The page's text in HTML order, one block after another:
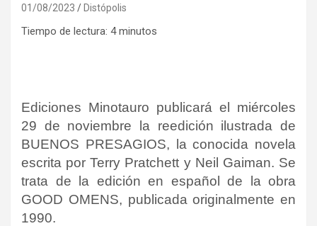
01/08/2023 Distópolis
Tiempo de lectura: 4 minutos
Ediciones Minotauro publicará el miércoles
29 de noviembre la reedición ilustrada de
BUENOS PRESAGIOS, la conocida novela
escrita por Terry Pratchett y Neil Gaiman. Se
trata de la edición en español de la obra
GOOD OMENS, publicada originalmente en
1990.